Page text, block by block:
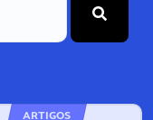
ARTIGOS